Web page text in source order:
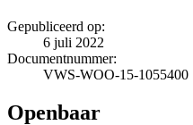
Gepubliceerd op:
6 juli 2022
Documentnummer:
VWS-WOO-15-1055400
Openbaar